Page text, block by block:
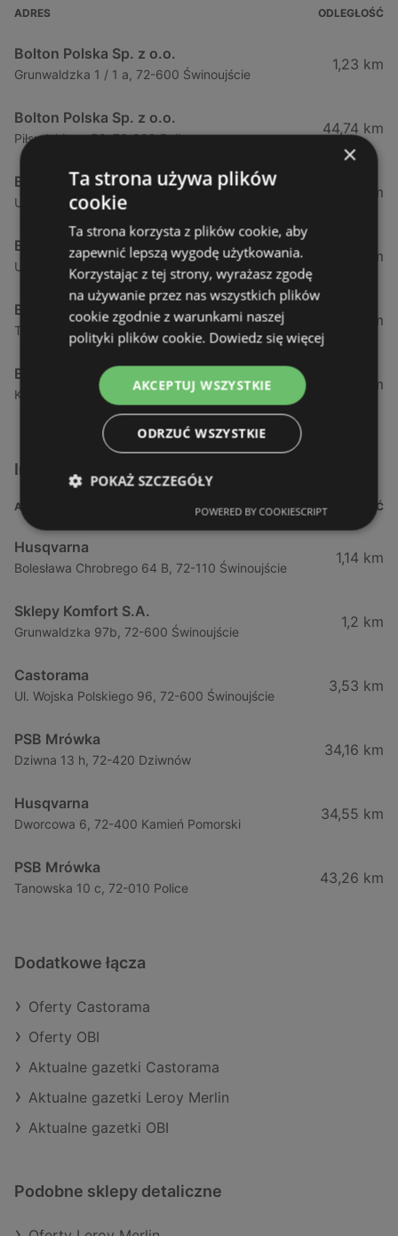
ADRES ODLEGŁOŚĆ
Bolton Polska Sp. z o.o.
Grunwaldzka 1 / 1 a, 72-600 Świnoujście
1,23 km
Bolton Polska Sp. z o.o.
Piłsudskiego 52, 72-009 Police
44,74 km
Bolton Polska Sp. z o.o.
Ul. Policka 11d, 71-837 Szczecin
50,17 km
Bolton Polska Sp. z o.o.
Ul. Modra 114, 71-220 Szczecin
51,53 km
Bolton Polska Sp. z o.o.
Tadeusza Zawadzkiego 143, 71-246 Szczecin
51,94 km
Bolton Polska Sp. z o.o.
Konstytucji 3 - go maja 6, 72-100 Goleniów
52,9 km
Inne sklepy Dla domu i dla ogrodu w pobliżu
ADRES ODLEGŁOŚĆ
Husqvarna
Bolesława Chrobrego 64 B, 72-110 Świnoujście
1,14 km
Sklepy Komfort S.A.
Grunwaldzka 97b, 72-600 Świnoujście
1,2 km
Castorama
Ul. Wojska Polskiego 96, 72-600 Świnoujście
3,53 km
PSB Mrówka
Dziwna 13 h, 72-420 Dziwnów
34,16 km
Husqvarna
Dworcowa 6, 72-400 Kamień Pomorski
34,55 km
PSB Mrówka
Tanowska 10 c, 72-010 Police
43,26 km
Dodatkowe łącza
Oferty Castorama
Oferty OBI
Aktualne gazetki Castorama
Aktualne gazetki Leroy Merlin
Aktualne gazetki OBI
Podobne sklepy detaliczne
×
Ta strona używa plików
cookie
Ta strona korzysta z plików cookie, aby
zapewnić lepszą wygodę użytkowania.
Korzystając z tej strony, wyrażasz zgodę
na używanie przez nas wszystkich plików
cookie zgodnie z warunkami naszej
polityki plików cookie. Dowiedz się więcej
AKCEPTUJ WSZYSTKIE
ODRZUĆ WSZYSTKIE
POKAŻ SZCZEGÓŁY
POWERED BY COOKIESCRIPT